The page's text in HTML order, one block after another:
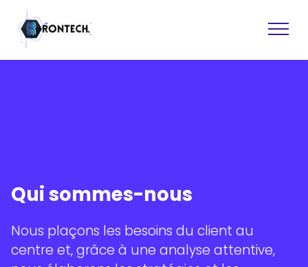
Assistance technique
Graphisme
Conseil
Formation
Qui sommes-nous
Nous plaçons les besoins du client au
centre et, grâce à une analyse attentive,